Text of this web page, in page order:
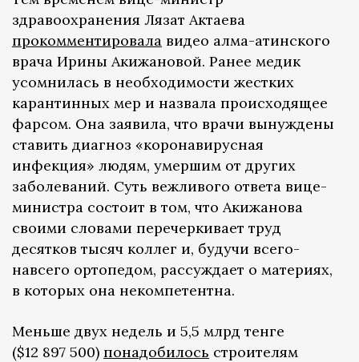
здравоохранения Лязат Актаева
прокомментировала видео алма-атинского
врача Ирины Акижановой. Ранее медик
усомнилась в необходимости жестких
карантинных мер и назвала происходящее
фарсом. Она заявила, что врачи вынуждены
ставить диагноз «коронавирусная
инфекция» людям, умершим от других
заболеваний. Суть вежливого ответа вице-
министра состоит в том, что Акижанова
своими словами перечеркивает труд
десятков тысяч коллег и, будучи всего-
навсего ортопедом, рассуждает о материях,
в которых она некомпетентна.
Меньше двух недель и 5,5 млрд тенге
($12 897 500) понадобилось строителям